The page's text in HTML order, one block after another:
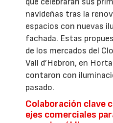
navideñas tras la
espacios con nuevas
fachada. Estas
de los mercados del
Vall d’Hebron, en
contaron con
pasado.
Colaboración clave
ejes comerciales